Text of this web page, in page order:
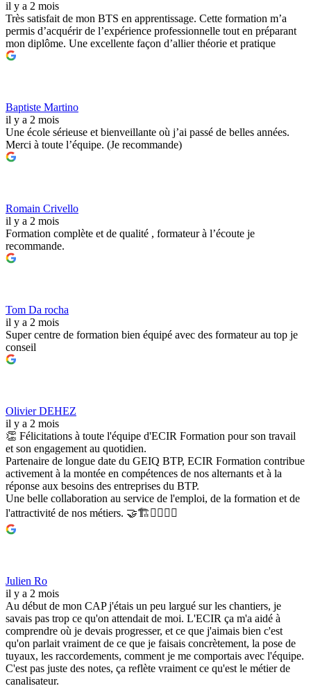
il y a 2 mois
Très satisfait de mon BTS en apprentissage. Cette formation m’a
permis d’acquérir de l’expérience professionnelle tout en préparant
mon diplôme. Une excellente façon d’allier théorie et pratique
Baptiste Martino
il y a 2 mois
Une école sérieuse et bienveillante où j’ai passé de belles années.
Merci à toute l’équipe. (Je recommande)
Romain Crivello
il y a 2 mois
Formation complète et de qualité , formateur à l’écoute je
recommande.
Tom Da rocha
il y a 2 mois
Super centre de formation bien équipé avec des formateur au top je
conseil
Olivier DEHEZ
il y a 2 mois
👏 Félicitations à toute l'équipe d'ECIR Formation pour son travail
et son engagement au quotidien.
Partenaire de longue date du GEIQ BTP, ECIR Formation contribue
activement à la montée en compétences de nos alternants et à la
réponse aux besoins des entreprises du BTP.
Une belle collaboration au service de l'emploi, de la formation et de
l'attractivité de nos métiers. 🤝🏗️👷‍♂️👷‍♀️
Julien Ro
il y a 2 mois
Au début de mon CAP j'étais un peu largué sur les chantiers, je
savais pas trop ce qu'on attendait de moi. L'ECIR ça m'a aidé à
comprendre où je devais progresser, et ce que j'aimais bien c'est
qu'on parlait vraiment de ce que je faisais concrètement, la pose de
tuyaux, les raccordements, comment je me comportais avec l'équipe.
C'est pas juste des notes, ça reflète vraiment ce qu'est le métier de
canalisateur.